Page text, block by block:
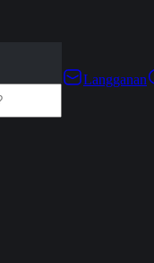
Langganan